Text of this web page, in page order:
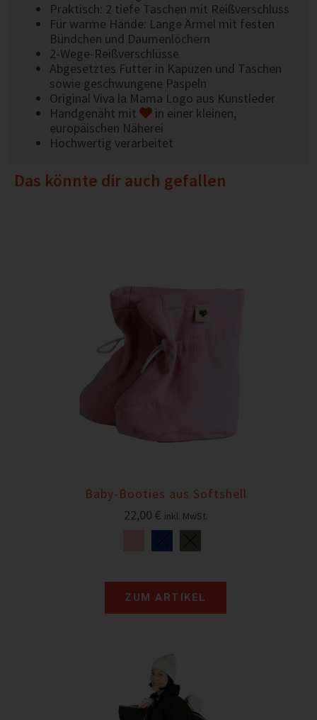
Praktisch: 2 tiefe Taschen mit Reißverschluss
Für warme Hände: Lange Ärmel mit festen
Bündchen und Daumenlöchern
2-Wege-Reißverschlüsse
Abgesetztes Futter in Kapuzen und Taschen
sowie geschwungene Paspeln
Original Viva la Mama Logo aus Kunstleder
Handgenäht mit
in einer kleinen,
europäischen Näherei
Hochwertig verarbeitet
Das könnte dir auch gefallen
Baby-Booties aus Softshell
22,00 € inkl. MwSt.
ZUM ARTIKEL